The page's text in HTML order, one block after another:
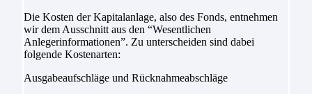
Die Kosten der Kapitalanlage, also des Fonds, entnehmen
wir dem Ausschnitt aus den “Wesentlichen
Anlegerinformationen”. Zu unterscheiden sind dabei
folgende Kostenarten:
Ausgabeaufschläge und Rücknahmeabschläge